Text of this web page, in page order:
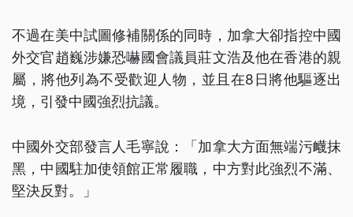
不過在美中試圖修補關係的同時，加拿大卻指控中國
外交官趙巍涉嫌恐嚇國會議員莊文浩及他在香港的親
屬，將他列為不受歡迎人物，並且在8日將他驅逐出
境，引發中國強烈抗議。
中國外交部發言人毛寧說：「加拿大方面無端污衊抹
黑，中國駐加使領館正常履職，中方對此強烈不滿、
堅決反對。」